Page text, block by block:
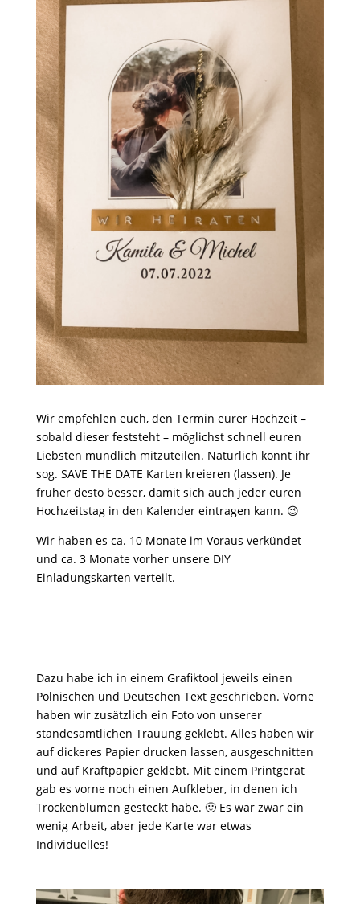
Wir empfehlen euch, den Termin eurer Hochzeit –
sobald dieser feststeht – möglichst schnell euren
Liebsten mündlich mitzuteilen. Natürlich könnt ihr
sog. SAVE THE DATE Karten kreieren (lassen). Je
früher desto besser, damit sich auch jeder euren
Hochzeitstag in den Kalender eintragen kann. 😉
Wir haben es ca. 10 Monate im Voraus verkündet
und ca. 3 Monate vorher unsere DIY
Einladungskarten verteilt.
Dazu habe ich in einem Grafiktool jeweils einen
Polnischen und Deutschen Text geschrieben. Vorne
haben wir zusätzlich ein Foto von unserer
standesamtlichen Trauung geklebt. Alles haben wir
auf dickeres Papier drucken lassen, ausgeschnitten
und auf Kraftpapier geklebt. Mit einem Printgerät
gab es vorne noch einen Aufkleber, in denen ich
Trockenblumen gesteckt habe. 🙂 Es war zwar ein
wenig Arbeit, aber jede Karte war etwas
Individuelles!